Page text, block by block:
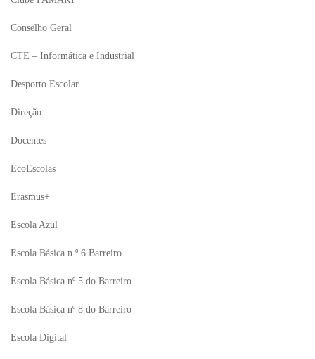
Conselho Geral
CTE – Informática e Industrial
Desporto Escolar
Direção
Docentes
EcoEscolas
Erasmus+
Escola Azul
Escola Básica n.º 6 Barreiro
Escola Básica nº 5 do Barreiro
Escola Básica nº 8 do Barreiro
Escola Digital